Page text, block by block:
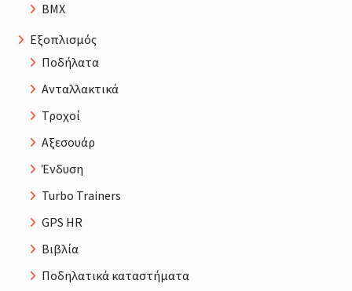
BMX
Εξοπλισμός
Ποδήλατα
Ανταλλακτικά
Τροχοί
Αξεσουάρ
Ένδυση
Turbo Trainers
GPS HR
Βιβλία
Ποδηλατικά καταστήματα